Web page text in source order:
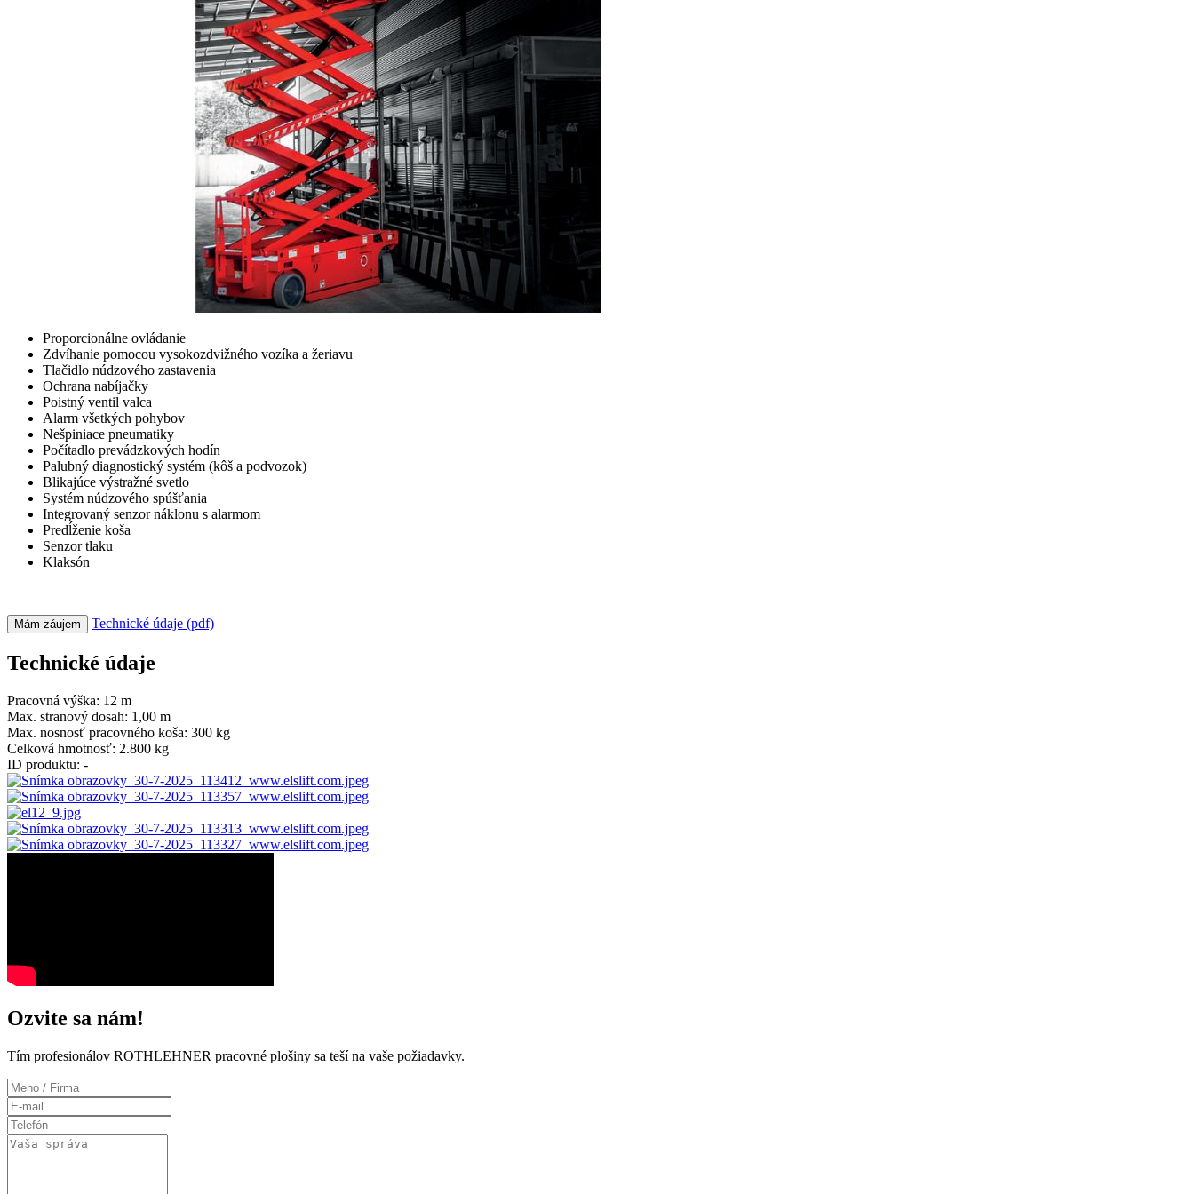
Proporcionálne ovládanie
Zdvíhanie pomocou vysokozdvižného vozíka a žeriavu
Tlačidlo núdzového zastavenia
Ochrana nabíjačky
Poistný ventil valca
Alarm všetkých pohybov
Nešpiniace pneumatiky
Počítadlo prevádzkových hodín
Palubný diagnostický systém (kôš a podvozok)
Blikajúce výstražné svetlo
Systém núdzového spúšťania
Integrovaný senzor náklonu s alarmom
Predĺženie koša
Senzor tlaku
Klaksón
Mám záujem Technické údaje (pdf)
Technické údaje
Pracovná výška: 12 m
Max. stranový dosah: 1,00 m
Max. nosnosť pracovného koša: 300 kg
Celková hmotnosť: 2.800 kg
ID produktu: -
Ozvite sa nám!
Tím profesionálov ROTHLEHNER pracovné plošiny sa teší na vaše požiadavky.